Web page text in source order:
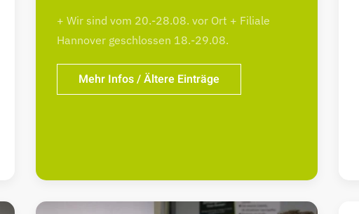
+ Wir sind vom 20.-28.08. vor Ort + Filiale
Hannover geschlossen 18.-29.08.
Mehr Infos / Ältere Einträge